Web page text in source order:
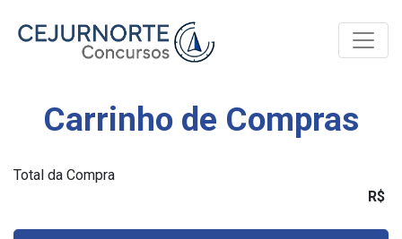
Carrinho de Compras
Total da Compra
R$